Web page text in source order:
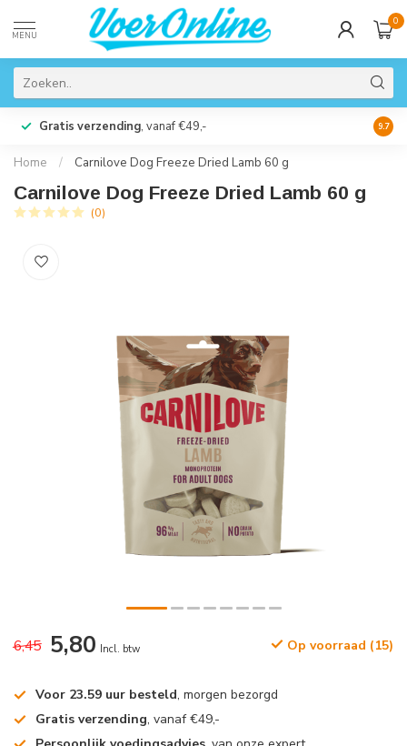
MENU
0
Gratis verzending, vanaf €49,- 9.7
Home / Carnilove Dog Freeze Dried Lamb 60 g
Carnilove Dog Freeze Dried Lamb 60 g
(0)
6,45 5,80 Incl. btw Op voorraad (15)
Voor 23.59 uur besteld, morgen bezorgd
Gratis verzending, vanaf €49,-